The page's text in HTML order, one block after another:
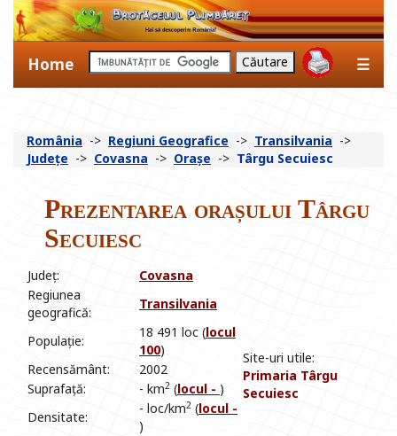
Home ☰
România -> Regiuni Geografice -> Transilvania ->
Județe -> Covasna -> Orașe -> Târgu Secuiesc
Prezentarea orașului Târgu
Secuiesc
Județ: Covasna
Site-uri utile:
Primaria Târgu
Secuiesc
Regiunea
geografică:
Transilvania
Populație:
18 491 loc (locul
100)
Recensământ:
2002
Suprafață:
- km2 (locul - )
Densitate:
- loc/km2 (locul -
)